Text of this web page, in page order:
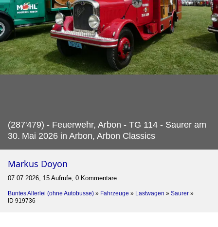
(287'479) - Feuerwehr, Arbon - TG 114 - Saurer am
30. Mai 2026 in Arbon, Arbon Classics
Markus Doyon
07.07.2026, 15 Aufrufe, 0 Kommentare
Buntes Allerlei (ohne Autobusse) » Fahrzeuge » Lastwagen » Saurer »
ID 919736